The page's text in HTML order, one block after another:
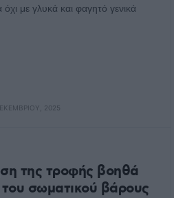
όχι με γλυκά και φαγητό γενικά
2025
της τροφής βοηθά
σωματικού βάρους